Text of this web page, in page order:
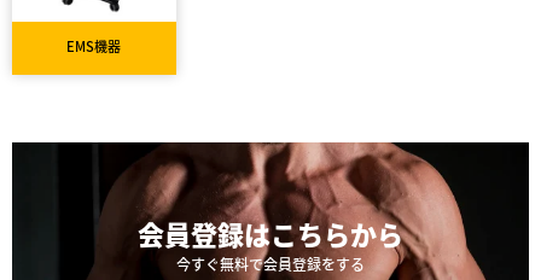
EMS機器
会員登録はこちらから
今すぐ無料で会員登録をする